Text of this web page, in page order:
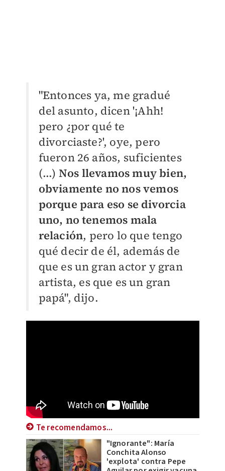
"Entonces ya, me gradué
del asunto, dicen '¡Ahh!
pero ¿por qué te
divorciaste?', oye, pero
fueron 26 años, suficientes
(...) Nos llevamos muy bien,
obviamente no nos vemos
porque para eso se divorcia
uno, no tenemos mala
relación, pero lo que tengo
qué decir de él, además de
que es un gran actor y gran
artista, es que es un gran
papá", dijo.
Te recomendamos...
"Ignorante": María
Conchita Alonso
'explota' contra Pepe